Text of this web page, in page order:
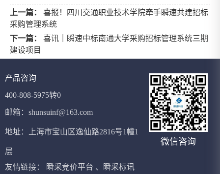
上一篇：
喜报！四川交通职业技术学院牵手瞬速共建招标
采购管理系统
下一篇：
喜讯｜瞬速中标南通大学采购招标管理系统三期
建设项目
产品咨询
400-808-5975转0
邮箱：shunsuinf@163.com
地址：上海市宝山区逸仙路2816号1幢1
层
微信咨询
友情链接： 瞬采竞价平台 、 瞬采标讯